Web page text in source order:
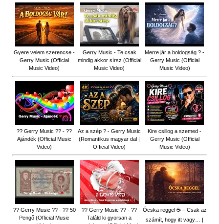
Gyere velem szerencse -
Gerry Music (Official
Music Video)
Gerry Music - Te csak
mindig akkor sírsz (Official
Music Video)
Merre jár a boldogság ? -
Gerry Music (Official
Music Video)
?? Gerry Music ?? - ??
Ajándék (Official Music
Video)
Az a szép ? - Gerry Music
(Romantikus magyar dal |
Official Video)
Kire csillog a szemed -
Gerry Music (Official
Music Video)
?? Gerry Music ?? - ?? 50
Pengő (Official Music
?? Gerry Music ?? - ??
Találd ki gyorsan a
Ócska reggel ☕ – Csak az
számít, hogy itt vagy… |